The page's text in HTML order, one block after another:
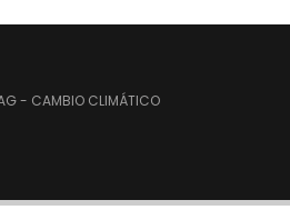
- CAMBIO CLIMÁTICO